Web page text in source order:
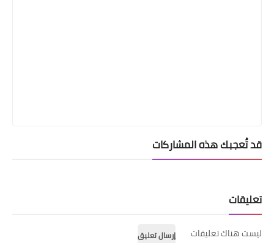
قد تُعجبك هذه المشاركات
تعليقات
ليست هناك تعليقات
إرسال تعليق